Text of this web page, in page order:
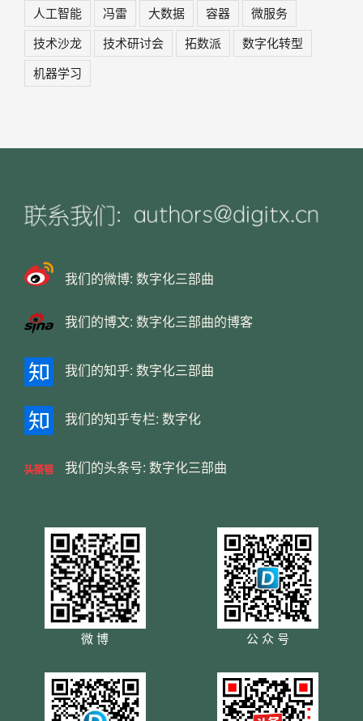
人工智能
冯雷 大数据 容器
微服务
技术沙龙
技术研讨会 拓数派
数字化转型
机器学习
我们的微博: 数字化三部曲
我们的博文: 数字化三部曲的博客
我们的知乎: 数字化三部曲
我们的知乎专栏: 数字化
我们的头条号: 数字化三部曲
微 博 公 众 号